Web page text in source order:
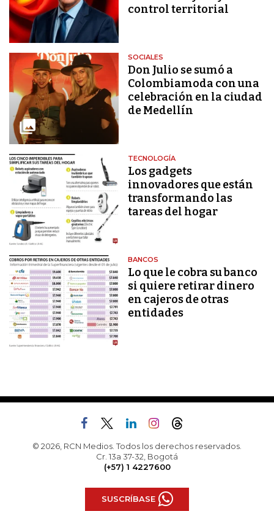
control territorial
SOCIALES
Don Julio se sumó a
Colombiamoda con una
celebración en la ciudad
de Medellín
TECNOLOGÍA
Los gadgets
innovadores que están
transformando las
tareas del hogar
BANCOS
Lo que le cobra su banco
si quiere retirar dinero
en cajeros de otras
entidades
© 2026, RCN Medios. Todos los derechos reservados.
Cr. 13a 37-32, Bogotá
(+57) 1 4227600
SUSCRÍBASE